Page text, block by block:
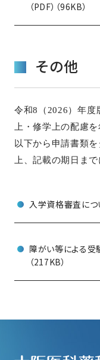
（PDF）（96KB）
その他
令和8（2026）年度
上・修学上の配慮
以下から申請書類
上、記載の期日ま
入学資格審査につ
障がい等による受
（217KB）